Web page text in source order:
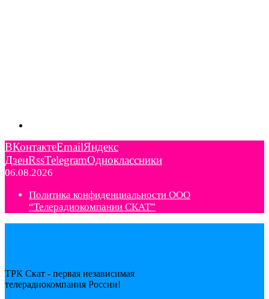
ВКонтактеEmailЯндекс
ДзенRssTelegramОдноклассники
06.08.2026
Политика конфиденциальности ООО
“Телерадиокомпании СКАТ”
ТРК Скат - первая независимая
телерадиокомпания Роcсии!